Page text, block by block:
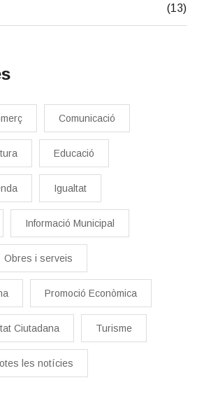
(13)
Comunicació
Educació
Igualtat
Informació Municipal
Obres i serveis
Promoció Econòmica
Ciutadana Turisme
les notícies